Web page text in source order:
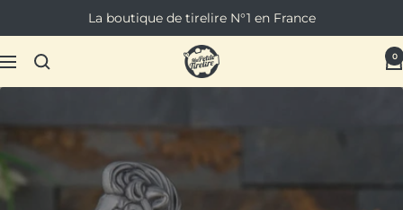
au
contenu
La boutique de tirelire N°1 en France
Navigation
Ma
Petite
0